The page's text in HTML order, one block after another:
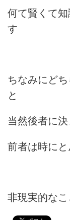
何て賢くて
す
ちなみにど
と
当然後者に
前者は時に
非現実的な